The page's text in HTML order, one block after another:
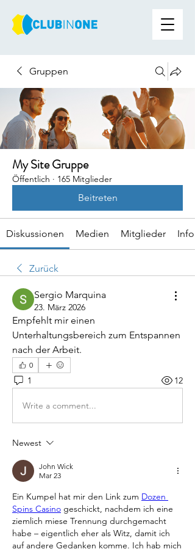
Gruppen
My Site Gruppe
Öffentlich · 165 Mitglieder
Beitreten
Diskussionen Medien Mitglieder Info
Zurück
Sergio Marquina
23. März 2026
Empfehlt mir einen
Unterhaltungsbereich zum Entspannen
nach der Arbeit.
0
1 12
Write a comment...
Newest
John Wick
Mar 23
Ein Kumpel hat mir den Link zum Dozen
Spins Casino geschickt, nachdem ich eine
ziemlich miese Trennung durchgemacht
habe – eigentlich eher als Witz, damit ich
auf andere Gedanken komme. Ich hab mich